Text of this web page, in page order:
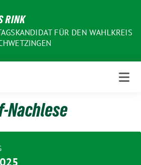
RINK
FÜR DEN WAHLKREIS
Nachlese